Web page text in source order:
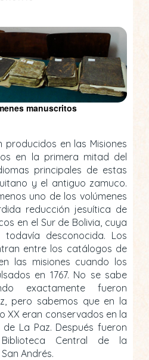
manuscritos
producidos en las Misiones
en la primera mitad del
principales de estas
y el antiguo zamuco.
uno de los volúmenes
reducción jesuítica de
en el Sur de Bolivia, cuya
desconocida. Los
entre los catálogos de
las misiones cuando los
en 1767. No se sabe
exactamente fueron
pero sabemos que en la
XX eran conservados en la
La Paz. Después fueron
Central de la
Andrés.